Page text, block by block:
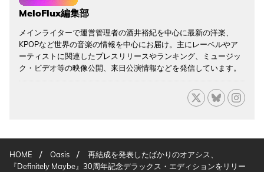
MeloFlux編集部
メインライターで運営管理者の酒井裕紀を中心に最新の洋楽、
KPOPなど世界の音楽の情報を中心にお届け。主にレーベルやア
ーティストに関連したプレスリリースやランキング、ミュージッ
ク・ビデオ等の映像公開、来日公演情報などを発信しています。
HOME / Oasis /
再結成を発表したばかりのオアシス、
『Definitely Maybe』30周年記念デラックス・エディションをリリー